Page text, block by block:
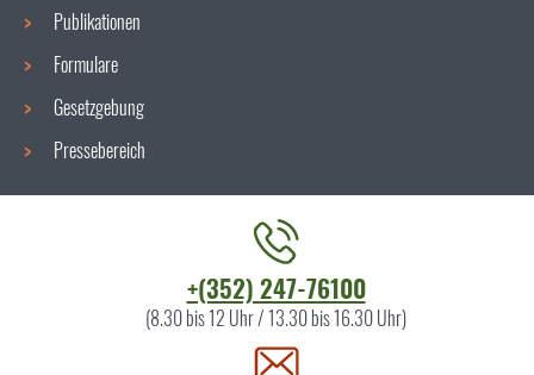
Publikationen
Formulare
Gesetzgebung
Pressebereich
+(352) 247-76100
(8.30 bis 12 Uhr / 13.30 bis 16.30 Uhr)